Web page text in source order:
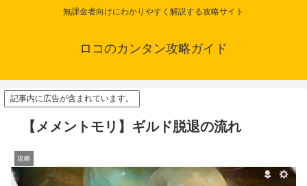
無課金者向けにわかりやすく解説する攻略サイト
ロコのカンタン攻略ガイド
記事内に広告が含まれています。
【メメントモリ】ギルド脱退の流れ
攻略